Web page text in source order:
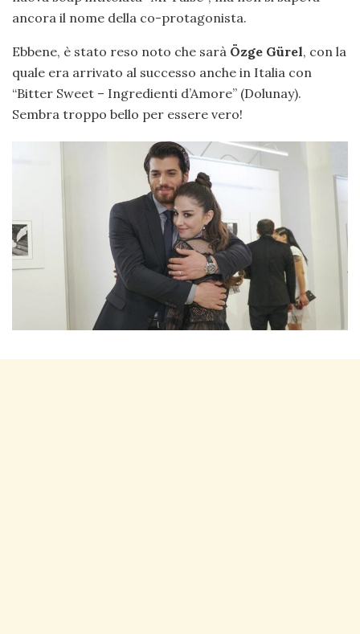
ancora il nome della co-protagonista.
Ebbene, è stato reso noto che sarà Özge Gürel, con la
quale era arrivato al successo anche in Italia con
“Bitter Sweet – Ingredienti d’Amore” (Dolunay).
Sembra troppo bello per essere vero!